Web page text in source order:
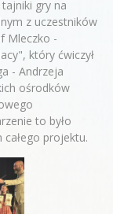
gry na
z uczestników
Mleczko -
który ćwiczył
- Andrzeja
ośrodków
to było
projektu.